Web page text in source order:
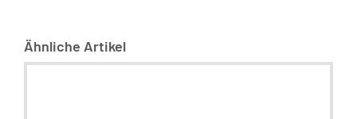
Ähnliche Artikel